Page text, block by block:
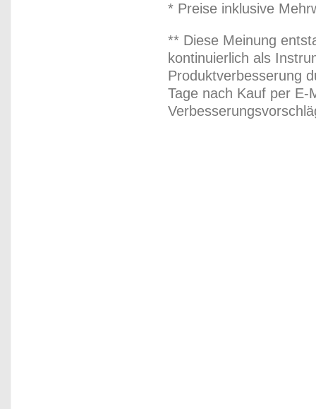
* Preise inklusive
** Diese Meinung
kontinuierlich als
Produktverbesserung
Tage nach Kauf per E-